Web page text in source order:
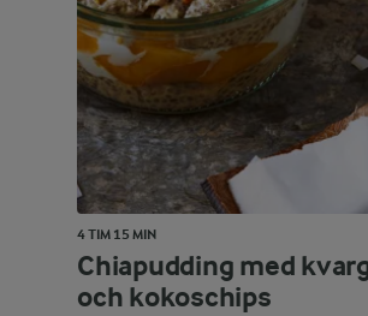
4 TIM 15 MIN
Chiapudding med
och kokoschips